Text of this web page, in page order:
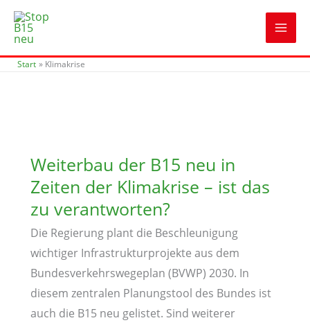
Zum
Inhalt
Start Klimakrise
Weiterbau der B15 neu in
Zeiten der Klimakrise – ist das
zu verantworten?
Die Regierung plant die Beschleunigung
wichtiger Infrastrukturprojekte aus dem
Bundesverkehrswegeplan (BVWP) 2030. In
diesem zentralen Planungstool des Bundes ist
auch die B15 neu gelistet. Sind weiterer